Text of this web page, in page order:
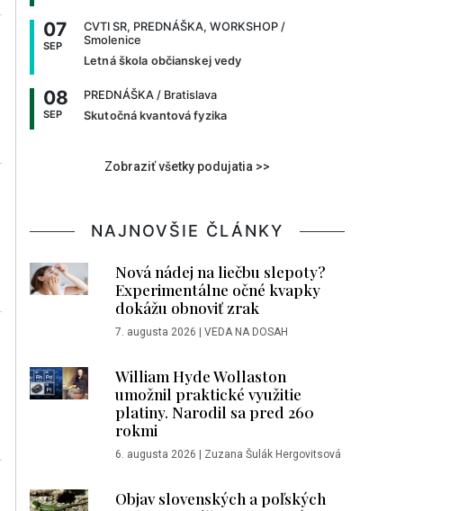
07
SEP
CVTI SR, PREDNÁŠKA, WORKSHOP /
Smolenice
Letná škola občianskej vedy
08
SEP
PREDNÁŠKA / Bratislava
Skutočná kvantová fyzika
Zobraziť všetky podujatia >>
NAJNOVŠIE ČLÁNKY
Nová nádej na liečbu slepoty?
Experimentálne očné kvapky
dokážu obnoviť zrak
7. augusta 2026 | VEDA NA DOSAH
William Hyde Wollaston
umožnil praktické využitie
platiny. Narodil sa pred 260
rokmi
6. augusta 2026 | Zuzana Šulák Hergovitsová
Objav slovenských a poľských